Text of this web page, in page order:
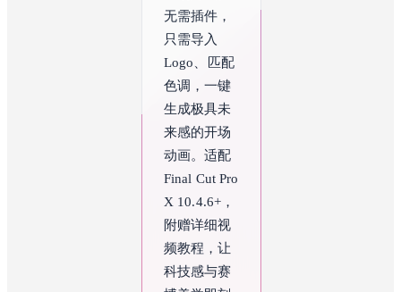
无需插件，
只需导入
Logo、匹配
色调，一键
生成极具未
来感的开场
动画。适配
Final Cut Pro
X 10.4.6+，
附赠详细视
频教程，让
科技感与赛